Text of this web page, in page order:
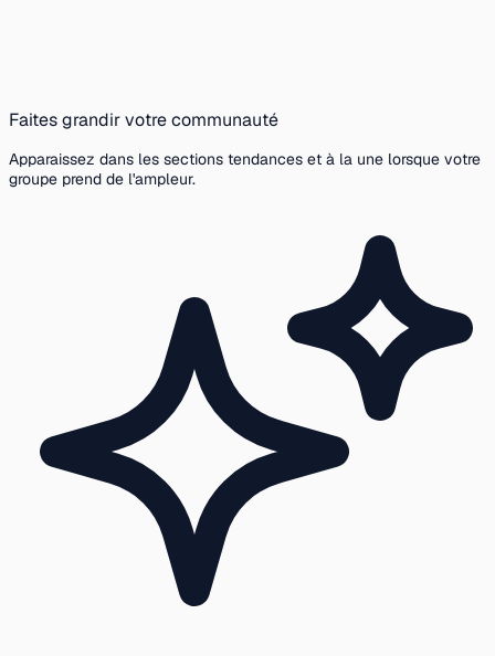
Faites grandir votre communauté
Apparaissez dans les sections tendances et à la une lorsque votre
groupe prend de l'ampleur.